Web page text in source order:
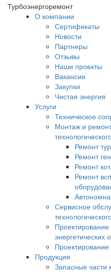
Турбоэнергоремонт
О компании
Сертификаты
Новости
Партнеры
Отзывы
Наши проекты
Вакансии
Закупки
Чистая энергия
Услуги
Техническое
Монтаж и
Ремонт
Ремонт
Ремонт
Ремонт
Сервисное
энергетических
Проектирование
Продукция
Запасные части